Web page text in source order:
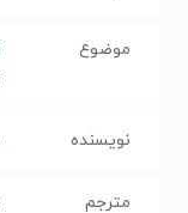
موضوع
نویسنده
مترجم